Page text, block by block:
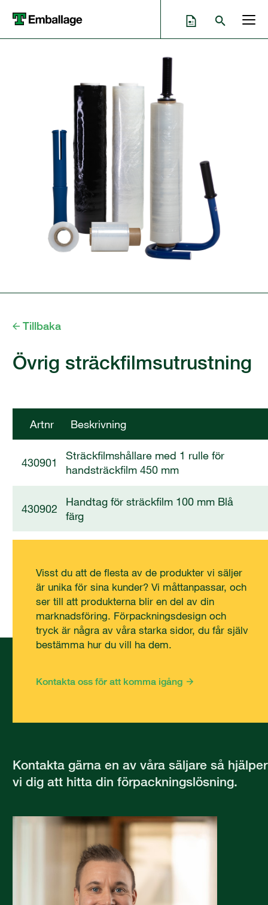
Tillbaka
Övrig sträckfilmsutrustning
Artnr Beskrivning
430901
Sträckfilmshållare med 1 rulle för
handsträckfilm 450 mm
430902
Handtag för sträckfilm 100 mm Blå
färg
Visst du att de flesta av de produkter vi säljer
är unika för sina kunder? Vi måttanpassar, och
ser till att produkterna blir en del av din
marknadsföring. Förpackningsdesign och
tryck är några av våra starka sidor, du får själv
bestämma hur du vill ha dem.
Kontakta oss för att komma igång
Kontakta gärna en av våra säljare så hjälper
vi dig att hitta din förpackningslösning.